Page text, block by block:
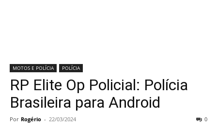
MOTOS E POLÍCIA POLÍCIA
RP Elite Op Policial: Polícia
Brasileira para Android
Por Rogério - 22/03/2024 0